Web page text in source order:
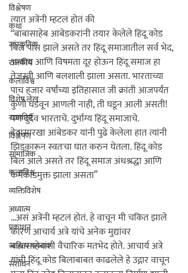
विश्लेषण
कथा
सांस्कृतिक
राजकीय
कलाविश्व
विशेष लेख
राजकीय
विश्लेषण
सामाजिक
कलाविश्व
व्यक्तिविशेष
अध्यात्म
प्रकाशन
साहित्य चपराक
संशोधन
त्यात अत्रेंनी म्हटलं होतं की
‘‘बाबासाहेब आंबेडकरांनी तयार केलेले हिंदू कोड
बिल पास झाले असते तर हिंदू समाजातील सर्व भेद,
अन्याय आणि विषमता दूर होऊन हिंदू समाज हा
तेजस्वी आणि बलशाली झाला असता. भारताच्या
पाच हजार वर्षांच्या इतिहासात जी क्रांती आजपर्यंत
कुणी घडवून आणली नाही, ती घडून आली असती!
पण दुर्दैव भारताचे. दुर्भाग्य हिंदू समाजाचे.
देवासारखा आंबेडकर यांनी पुढे केलेला हात त्यांनी
झिडकारून स्वतःचा घात करुन घेतला. हिंदू कोड
बिल आले असते तर हिंदू समाज अंधश्रद्धा आणि
कर्मकांडमुक्त झाला असता’’
...असं अत्रेंनी म्हटलं होतं. हे वाचून मी चकित झाले
कारण आचार्य अत्रे यांचे अनेक मुद्यांवर
बाबासाहेबांशी वैचारिक मतभेद होते. आचार्य अत्रे
यांनी हिंदू कोड बिलाबाबत काढलेले हे उद्गार वाचून